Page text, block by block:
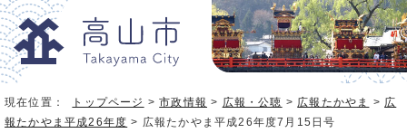
現在位置： トップページ >市政情報 > 広報・公聴 > 広報たかやま > 広
報たかやま平成26年度 > 広報たかやま平成26年度7月15日号